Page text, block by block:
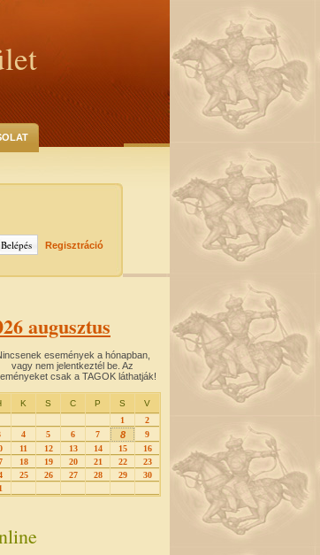
Regisztráció
augusztus
események a hónapban,
vagy nem jelentkeztél be. Az
csak a TAGOK láthatják!
K S C P S
V
1
2
4 5 6 7 8
9
11 12 13 14 15
16
18 19 20 21 22
23
25 26 27 28 29
30